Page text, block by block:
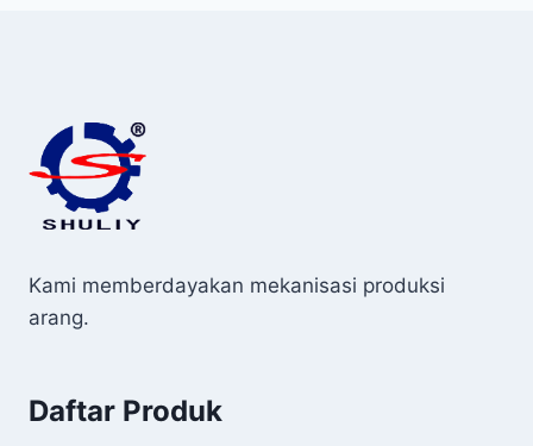
Kami memberdayakan mekanisasi produksi
arang.
Daftar Produk